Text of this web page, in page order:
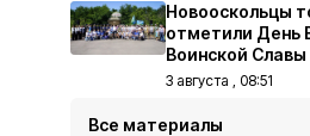
Новооскольцы
отметили День
Воинской Славы
3 августа , 08:51
Все материалы